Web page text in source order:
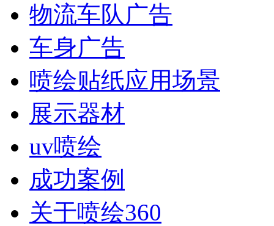
物流车队广告
车身广告
喷绘贴纸应用场景
展示器材
uv喷绘
成功案例
关于喷绘360